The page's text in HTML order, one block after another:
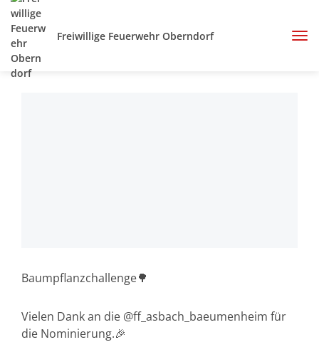
Freiwillige Feuerwehr Oberndorf
Baumpflanzchallenge🌳
Vielen Dank an die @ff_asbach_baeumenheim für
die Nominierung.🎉